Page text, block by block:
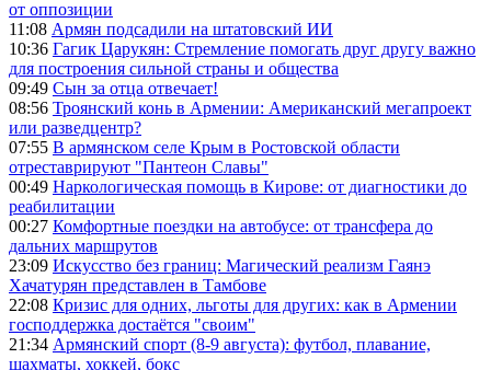
от оппозиции
11:08 Армян подсадили на штатовский ИИ
10:36 Гагик Царукян: Стремление помогать друг другу важно
для построения сильной страны и общества
09:49 Сын за отца отвечает!
08:56 Троянский конь в Армении: Американский мегапроект
или разведцентр?
07:55 В армянском селе Крым в Ростовской области
отреставрируют "Пантеон Славы"
00:49 Наркологическая помощь в Кирове: от диагностики до
реабилитации
00:27 Комфортные поездки на автобусе: от трансфера до
дальних маршрутов
23:09 Искусство без границ: Магический реализм Гаянэ
Хачатурян представлен в Тамбове
22:08 Кризис для одних, льготы для других: как в Армении
господдержка достаётся "своим"
21:34 Армянский спорт (8-9 августа): футбол, плавание,
шахматы, хоккей, бокс